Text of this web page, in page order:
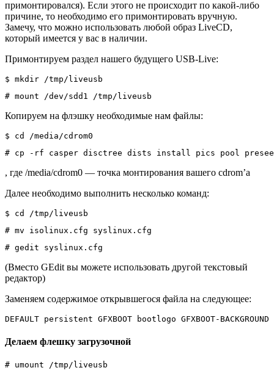
примонтировался). Если этого не происходит по какой-либо
причине, то необходимо его примонтировать вручную.
Замечу, что можно использовать любой образ LiveCD,
который имеется у вас в наличии.
Примонтируем раздел нашего будущего USB-Live:
$ mkdir /tmp/liveusb
# mount /dev/sdd1 /tmp/liveusb
Копируем на флэшку необходимые нам файлы:
$ cd /media/cdrom0
# cp -rf casper disctree dists install pics pool
, где /media/cdrom0 — точка монтирования вашего cdrom’а
Далее необходимо выполнить несколько команд:
$ cd /tmp/liveusb
# mv isolinux.cfg syslinux.cfg
# gedit syslinux.cfg
(Вместо GEdit вы можете использовать другой текстовый
редактор)
Заменяем содержимое открывшегося файла на следующее:
DEFAULT persistent GFXBOOT bootlogo GFXBOOT-
Делаем флешку загрузочной
# umount /tmp/liveusb